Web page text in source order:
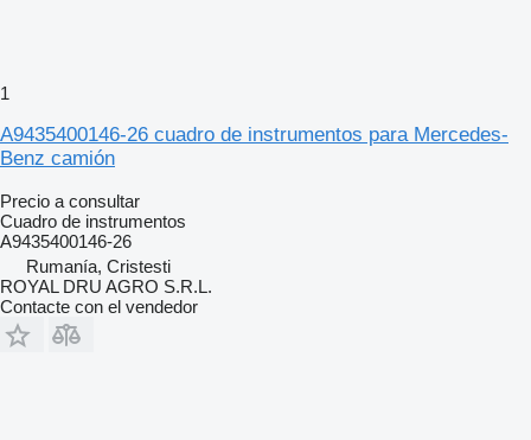
1
A9435400146-26 cuadro de instrumentos para Mercedes-
Benz camión
Precio a consultar
Cuadro de instrumentos
A9435400146-26
Rumanía, Cristesti
ROYAL DRU AGRO S.R.L.
Contacte con el vendedor